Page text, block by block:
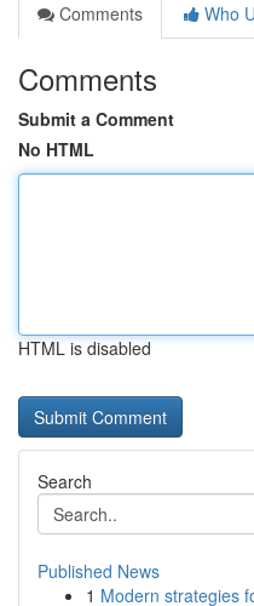
Comments
Who
Comments
Submit a Comment
No HTML
HTML is disabled
Search
Published News
1 Modern strategies